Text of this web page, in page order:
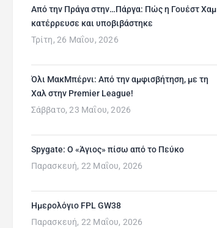
Από την Πράγα στην…Πάργα: Πώς η Γουέστ Χαμ
κατέρρευσε και υποβιβάστηκε
Τρίτη, 26 Μαΐου, 2026
Όλι ΜακΜπέρνι: Aπό την αμφισβήτηση, με τη
Χαλ στην Premier League!
Σάββατο, 23 Μαΐου, 2026
Spygate: Ο «Άγιος» πίσω από το Πεύκο
Παρασκευή, 22 Μαΐου, 2026
Ημερολόγιο FPL GW38
Παρασκευή, 22 Μαΐου, 2026